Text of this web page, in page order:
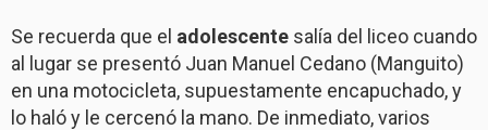
Se recuerda que el adolescente salía del liceo cuando
al lugar se presentó Juan Manuel Cedano (Manguito)
en una motocicleta, supuestamente encapuchado, y
lo haló y le cercenó la mano. De inmediato, varios